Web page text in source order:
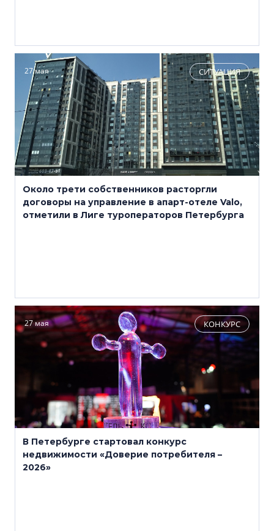
27 мая СИТУАЦИЯ
Около трети собственников расторгли
договоры на управление в апарт-отеле Valo,
отметили в Лиге туроператоров Петербурга
27 мая КОНКУРС
В Петербурге стартовал конкурс
недвижимости «Доверие потребителя –
2026»